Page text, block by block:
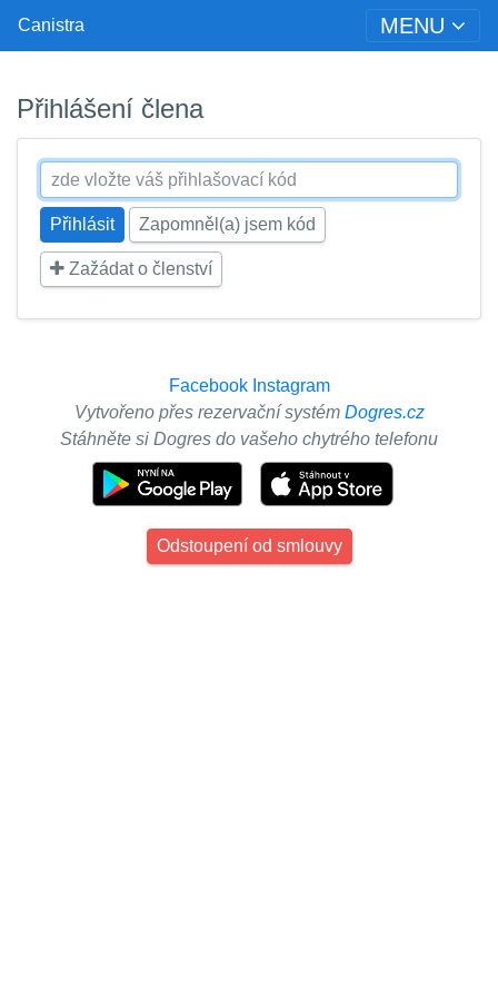
Canistra MENU
Přihlášení člena
Zapomněl(a) jsem kód
Zažádat o členství
Facebook Instagram
Vytvořeno přes rezervační systém Dogres.cz
Stáhněte si Dogres do vašeho chytrého telefonu
Odstoupení od smlouvy